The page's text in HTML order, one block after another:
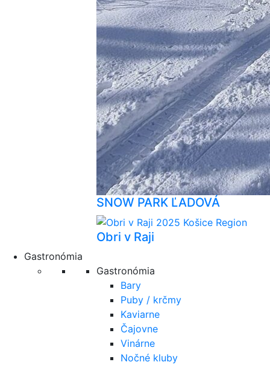
SNOW PARK ĽADOVÁ
Obri v Raji
Gastronómia
Gastronómia
Bary
Puby / krčmy
Kaviarne
Čajovne
Vinárne
Nočné kluby